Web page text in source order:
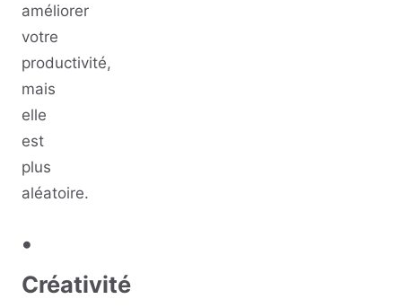
améliorer
votre
productivité,
mais
elle
est
plus
aléatoire.
•
Créativité